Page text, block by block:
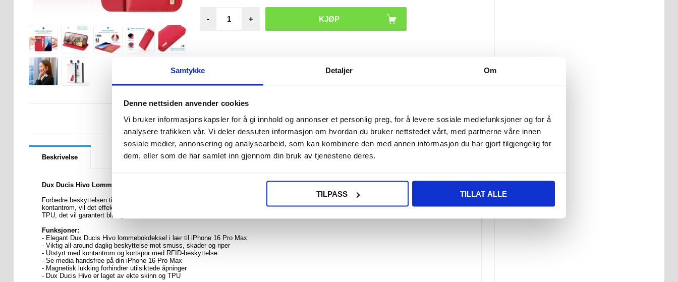
Samtykke Detaljer Om
Denne nettsiden anvender cookies
Vi bruker informasjonskapsler for å gi innhold og annonser et personlig preg, for å levere sosiale mediefunksjoner og for å
analysere trafikken vår. Vi deler dessuten informasjon om hvordan du bruker nettstedet vårt, med partnerne våre innen
sosiale medier, annonsering og analysearbeid, som kan kombinere den med annen informasjon du har gjort tilgjengelig for
dem, eller som de har samlet inn gjennom din bruk av tjenestene deres.
TILPASS TILLAT ALLE
- +
LURER DU PÅ NOE? SPØR OSS! LIVE CHAT
Beskrivelse
Dux Ducis Hivo Lommebok-deksel I Lær med RFID Beskyttelse til iPhone 16 Pro Max
Forbedre beskyttelsen til din dyrebare iPhone 16 Pro Max med dette Dux Ducis Hivo lommebokdeksel i lær! Utstyrt med noen få kortspor og et
kontantrom, vil det effektivt erstatte lommeboken din og beskytte kredittkortinformasjonen din mot tyveri. Laget av høykvalitets ekte skinn og
TPU, det vil garantert bli lagt merke til.
Funksjoner:
- Elegant Dux Ducis Hivo lommebokdeksel i lær til iPhone 16 Pro Max
- Viktig all-around daglig beskyttelse mot smuss, skader og riper
- Utstyrt med kontantrom og kortspor med RFID-beskyttelse
- Se media handsfree på din iPhone 16 Pro Max
- Magnetisk lukking forhindrer utilsiktede åpninger
- Dux Ducis Hivo er laget av ekte skinn og TPU